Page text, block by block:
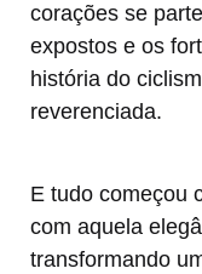
corações se
expostos e os
história do
reverenciada.
E tudo começou
com aquela
transformando